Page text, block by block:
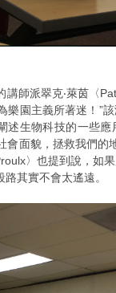
師派翠克‧萊茵〈
園主義所著迷！”
述生物科技的一些
面貌，拯救我們的
〉也提到說，如
其實不會太遙遠。